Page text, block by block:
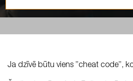
Ja dzīvē būtu viens ”cheat code”,